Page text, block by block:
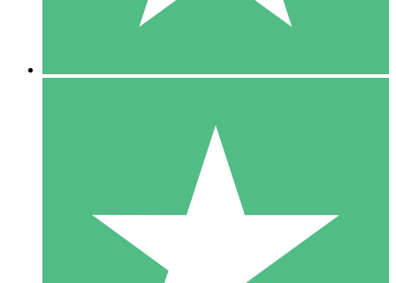
10 Descargas
20 00